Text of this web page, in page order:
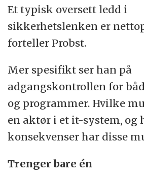
Et typisk oversett ledd i
sikkerhetslenken er
forteller Probst.
Mer spesifikt ser han på
adgangskontrollen for
og programmer. Hvilke
en aktør i et it-system, og
konsekvenser har disse
Trenger bare én